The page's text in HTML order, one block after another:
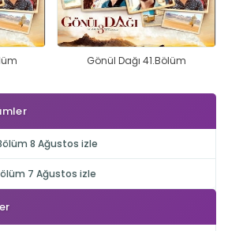
Gönül Dağı 41.Bölüm
8 Ağustos izle
7 Ağustos izle